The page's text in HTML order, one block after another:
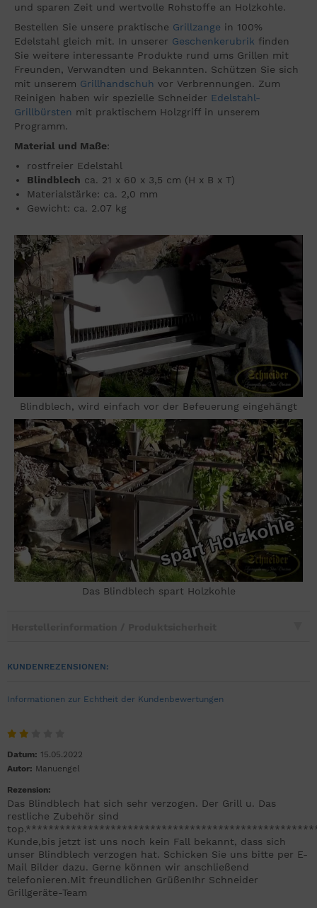
und sparen Zeit und wertvolle Rohstoffe an Holzkohle.
Bestellen Sie unsere praktische Grillzange in 100%
Edelstahl gleich mit. In unserer Geschenkerubrik finden
Sie weitere interessante Produkte rund ums Grillen mit
Freunden, Verwandten und Bekannten. Schützen Sie sich
mit unserem Grillhandschuh vor Verbrennungen. Zum
Reinigen haben wir spezielle Schneider Edelstahl-
Grillbürsten mit praktischem Holzgriff in unserem
Programm.
Material und Maße:
rostfreier Edelstahl
Blindblech ca. 21 x 60 x 3,5 cm (H x B x T)
Materialstärke: ca. 2,0 mm
Gewicht: ca. 2.07 kg
Blindblech, wird einfach vor der Befeuerung eingehängt
Das Blindblech spart Holzkohle
KUNDENREZENSIONEN:
Informationen zur Echtheit der Kundenbewertungen
Datum: 15.05.2022
Autor: Manuengel
Rezension:
Das Blindblech hat sich sehr verzogen. Der Grill u. Das
restliche Zubehör sind
Kunde,bis jetzt ist uns noch kein Fall bekannt, dass sich
unser Blindblech verzogen hat. Schicken Sie uns bitte per E-
Mail Bilder dazu. Gerne können wir anschließend
telefonieren.Mit freundlichen GrüßenIhr Schneider
Grillgeräte-Team